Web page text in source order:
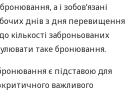
а і зобов’язані
днів з дня перевищення
кількості заброньованих
таке бронювання.
є підставою для
важливого